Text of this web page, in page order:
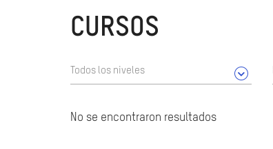
CURSOS
Todos los niveles
No se encontraron resultados